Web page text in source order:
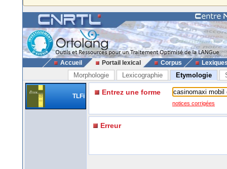
Accueil Portail lexical Corpus
Morphologie Lexicographie Etymologie
TLFi Entrez une forme
notices corrigées
Erreur